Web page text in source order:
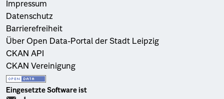
Impressum
Datenschutz
Barrierefreiheit
Über Open Data-Portal der Stadt Leipzig
CKAN API
CKAN Vereinigung
Eingesetzte Software ist